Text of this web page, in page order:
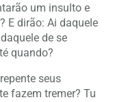
um insulto e
E dirão: Ai daquele
de se
quando?
seus
fazem tremer? Tu